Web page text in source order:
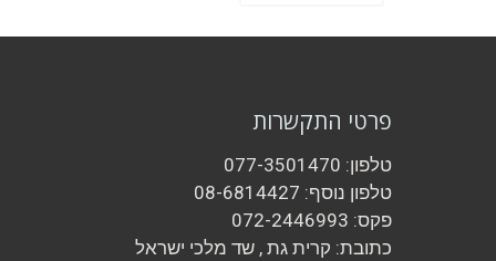
פרטי התקשרות
טלפון: 077-3501470
טלפון נוסף: 08-6814427
פקס: 072-2446993
כתובת: קרית גת , שד מלכי ישראל